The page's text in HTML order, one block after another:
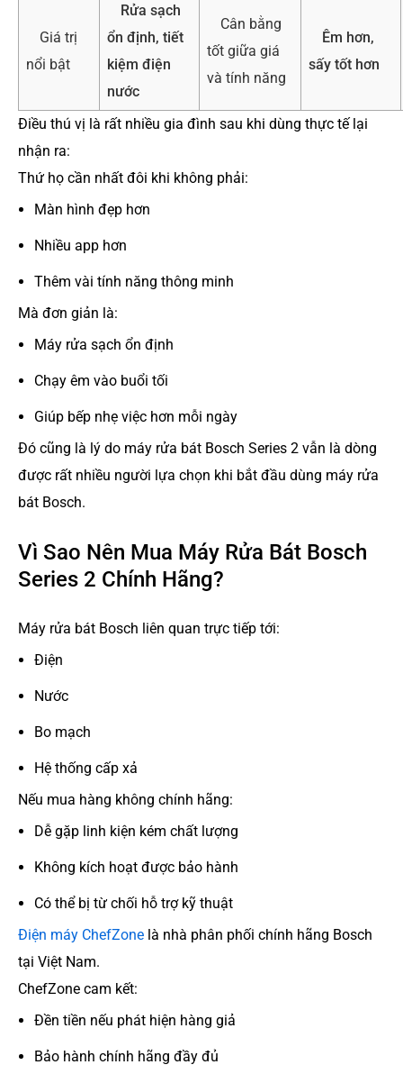
Giá trị
nổi bật
Rửa sạch
ổn định, tiết
kiệm điện
nước
Cân bằng
tốt giữa giá
và tính năng
Êm hơn,
sấy tốt hơn
Điều thú vị là rất nhiều gia đình sau khi dùng thực tế lại
nhận ra:
Thứ họ cần nhất đôi khi không phải:
Màn hình đẹp hơn
Nhiều app hơn
Thêm vài tính năng thông minh
Mà đơn giản là:
Máy rửa sạch ổn định
Chạy êm vào buổi tối
Giúp bếp nhẹ việc hơn mỗi ngày
Đó cũng là lý do máy rửa bát Bosch Series 2 vẫn là dòng
được rất nhiều người lựa chọn khi bắt đầu dùng máy rửa
bát Bosch.
Vì Sao Nên Mua Máy Rửa Bát Bosch
Series 2 Chính Hãng?
Máy rửa bát Bosch liên quan trực tiếp tới:
Điện
Nước
Bo mạch
Hệ thống cấp xả
Nếu mua hàng không chính hãng:
Dễ gặp linh kiện kém chất lượng
Không kích hoạt được bảo hành
Có thể bị từ chối hỗ trợ kỹ thuật
Điện máy ChefZone là nhà phân phối chính hãng Bosch
tại Việt Nam.
ChefZone cam kết:
Đền tiền nếu phát hiện hàng giả
Bảo hành chính hãng đầy đủ